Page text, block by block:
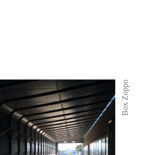
Box Zoppo